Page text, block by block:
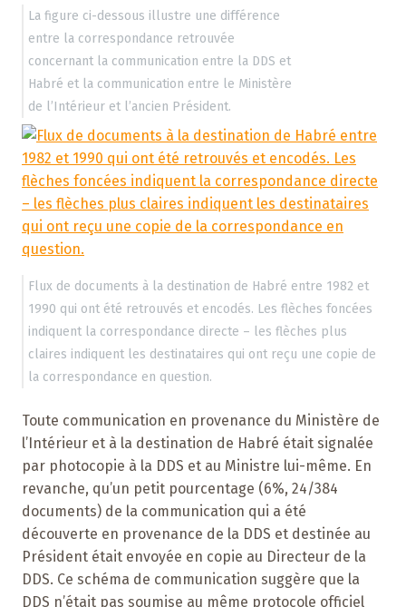
La figure ci-dessous illustre une différence
entre la correspondance retrouvée
concernant la communication entre la DDS et
Habré et la communication entre le Ministère
de l’Intérieur et l’ancien Président.
Flux de documents à la destination de Habré entre 1982 et
1990 qui ont été retrouvés et encodés. Les flèches foncées
indiquent la correspondance directe – les flèches plus
claires indiquent les destinataires qui ont reçu une copie de
la correspondance en question.
Toute communication en provenance du Ministère de
l’Intérieur et à la destination de Habré était signalée
par photocopie à la DDS et au Ministre lui-même. En
revanche, qu’un petit pourcentage (6%, 24/384
documents) de la communication qui a été
découverte en provenance de la DDS et destinée au
Président était envoyée en copie au Directeur de la
DDS. Ce schéma de communication suggère que la
DDS n’était pas soumise au même protocole officiel